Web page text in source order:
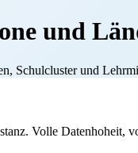
und
Schulcluster und
Volle Datenhoheit,